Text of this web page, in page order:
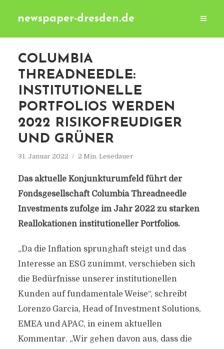
newspaper-dresden.de
COLUMBIA
THREADNEEDLE:
INSTITUTIONELLE
PORTFOLIOS WERDEN
2022 RISIKOFREUDIGER
UND GRÜNER
31. Januar 2022 2 Min. Lesedauer
Das aktuelle Konjunkturumfeld führt der
Fondsgesellschaft Columbia Threadneedle
Investments zufolge im Jahr 2022 zu starken
Reallokationen institutioneller Portfolios.
„Da die Inflation sprunghaft steigt und das
Interesse an ESG zunimmt, verschieben sich
die Bedürfnisse unserer institutionellen
Kunden auf fundamentale Weise“, schreibt
Lorenzo Garcia, Head of Investment Solutions,
EMEA und APAC, in einem aktuellen
Kommentar. „Wir gehen davon aus, dass die